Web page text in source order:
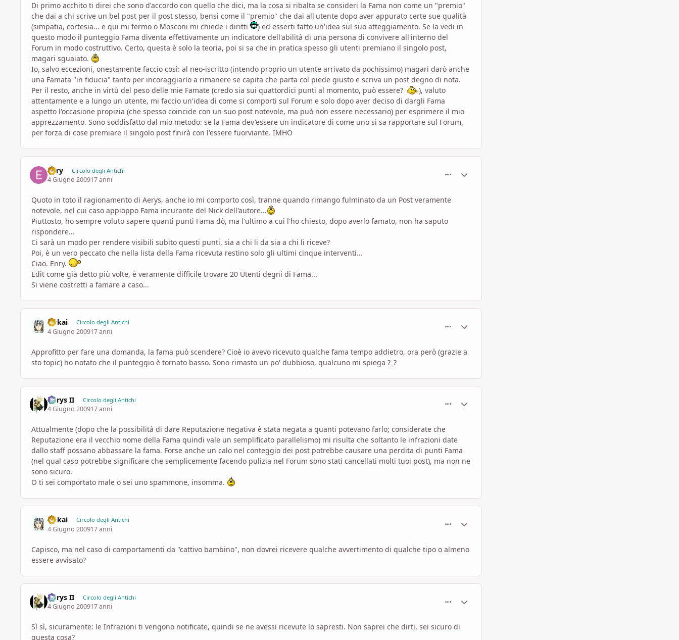
Di primo acchito ti direi che sono d'accordo con quello che dici, ma la cosa si ribalta se consideri la Fama non come un "premio"
che dai a chi scrive un bel post per il post stesso, bensì come il "premio" che dai all'utente dopo aver appurato certe sue qualità
(simpatia, cortesia... e qui mi fermo o Mosconi mi chiede i diritti
) ed esserti fatto un'idea sul suo atteggiamento. Se la vedi in
questo modo il punteggio Fama diventa effettivamente un indicatore dell'abilità di una persona di convivere all'interno del
Forum in modo costruttivo. Certo, questa è solo la teoria, poi si sa che in pratica spesso gli utenti premiano il singolo post,
magari sguaiato.
Io, salvo eccezioni, onestamente faccio così: al neo-iscritto (intendo proprio un utente arrivato da pochissimo) magari darò anche
una Famata "in fiducia" tanto per incoraggiarlo a rimanere se capita che parta col piede giusto e scriva un post degno di nota.
Per il resto, anche in virtù del peso delle mie Famate (credo sia sui quattordici punti al momento, può essere?
), valuto
attentamente e a lungo un utente, mi faccio un'idea di come si comporti sul Forum e solo dopo aver deciso di dargli Fama
aspetto l'occasione propizia (che spesso coincide con un suo post notevole, ma può non essere necessario) per esprimere il mio
apprezzamento. Sono soddisfatto dal mio metodo: se la Fama dev'essere un indicatore di come uno si sa rapportare sul Forum,
per forza di cose premiare il singolo post finirà con l'essere fuorviante. IMHO
Enry Circolo degli Antichi
4 Giugno 200917 anni
Quoto in toto il ragionamento di Aerys, anche io mi comporto così, tranne quando rimango fulminato da un Post veramente
notevole, nel cui caso appioppo Fama incurante del Nick dell'autore...
Piuttosto, ho sempre voluto sapere quanti punti Fama dò, ma l'ultimo a cui l'ho chiesto, dopo averlo famato, non ha saputo
rispondere...
Ci sarà un modo per rendere visibili subito questi punti, sia a chi li da sia a chi li riceve?
Poi, è un vero peccato che nella lista della Fama ricevuta restino solo gli ultimi cinque interventi...
Ciao. Enry.
Edit come già detto più volte, è veramente difficile trovare 20 Utenti degni di Fama...
Si viene costretti a famare a caso...
Dokai Circolo degli Antichi
4 Giugno 200917 anni
Approfitto per fare una domanda, la fama può scendere? Cioè io avevo ricevuto qualche fama tempo addietro, ora però (grazie a
sto topic) ho notato che il punteggio è tornato basso. Sono rimasto un po' dubbioso, qualcuno mi spiega ?_?
Aerys II Circolo degli Antichi
4 Giugno 200917 anni
Attualmente (dopo che la possibilità di dare Reputazione negativa è stata negata a quanti potevano farlo; considerate che
Reputazione era il vecchio nome della Fama quindi vale un semplificato parallelismo) mi risulta che soltanto le infrazioni date
dallo staff possano abbassare la fama. Forse anche un calo nel conteggio dei post potrebbe causare una perdita di punti Fama
(nel qual caso potrebbe significare che semplicemente facendo pulizia nel Forum sono stati cancellati molti tuoi post), ma non ne
sono sicuro.
O ti sei comportato male o sei uno spammone, insomma.
Dokai Circolo degli Antichi
4 Giugno 200917 anni
Capisco, ma nel caso di comportamenti da "cattivo bambino", non dovrei ricevere qualche avvertimento di qualche tipo o almeno
essere avvisato?
Aerys II Circolo degli Antichi
4 Giugno 200917 anni
Sì sì, sicuramente: le Infrazioni ti vengono notificate, quindi se ne avessi ricevute lo sapresti. Non saprei che dirti, sei sicuro di
questa cosa?